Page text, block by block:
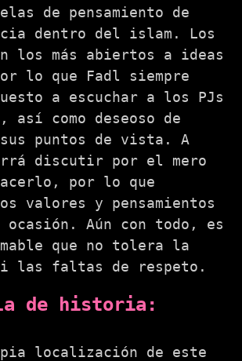
de pensamiento de
dentro del islam. Los
los más abiertos a ideas
lo que Fadl siempre
a escuchar a los PJs
así como deseoso de
puntos de vista. A
discutir por el mero
por lo que
valores y pensamientos
ocasión. Aún con todo, es
que no tolera la
las faltas de respeto.
de historia:
localización de este